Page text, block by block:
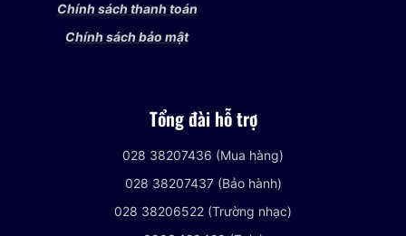
Chính sách thanh toán
Chính sách bảo mật
Tổng đài hỗ trợ
028 38207436 (Mua hàng)
028 38207437 (Bảo hành)
028 38206522 (Trường nhạc)